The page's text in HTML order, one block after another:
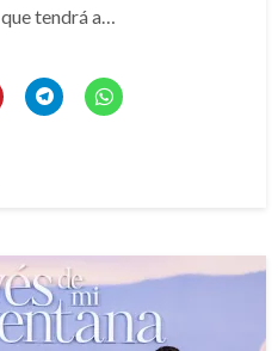
tendrá a…